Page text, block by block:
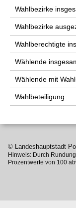
Wahlbezirke
Wahlbezirke
Wahlberechtigte
Wählende
Wählende mit
Wahlbeteiligung
© Landeshauptstadt
Hinweis: Durch
Prozentwerte von 100